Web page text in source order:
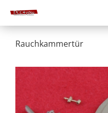
Rauchkammertür